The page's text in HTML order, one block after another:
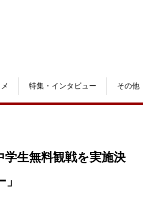
特集・インタビュー その他
生無料観戦を実施決